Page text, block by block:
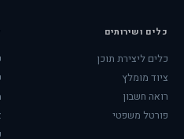
כלים ושירותים
כלים ליצירת תוכן
ציוד מומלץ
רואה חשבון
פורטל משפטי